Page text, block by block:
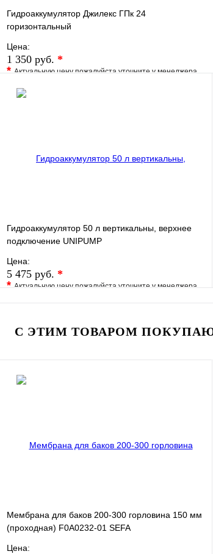
Гидроаккумулятор Джилекс ГПк 24
горизонтальный
Цена:
1 350 руб. *
*Актуальную цену пожалуйста уточните у менеджера
В избранное
Гидроаккумулятор 50 л вертикальны, верхнее
подключение UNIPUMP
Цена:
5 475 руб. *
*Актуальную цену пожалуйста уточните у менеджера
В избранное Сравнение
В корзину
С ЭТИМ ТОВАРОМ
Мембрана для баков 200-300 горловина 150 мм
(проходная) F0A0232-01 SEFA
Цена: